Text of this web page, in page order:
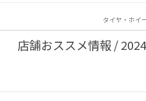
タイヤ・ホイ
店舗おススメ情報 /